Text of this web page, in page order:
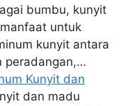
bumbu, kunyit
untuk
kunyit antara
peradangan,…
Kunyit dan
dan madu